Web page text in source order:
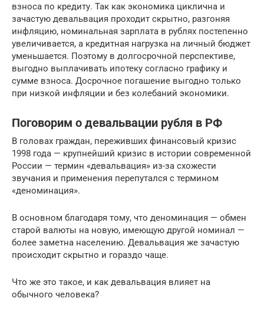
взноса по кредиту. Так как экономика циклична и
зачастую девальвация проходит скрытно, разгоняя
инфляцию, номинальная зарплата в рублях постепенно
увеличивается, а кредитная нагрузка на личный бюджет
уменьшается. Поэтому в долгосрочной перспективе,
выгодно выплачивать ипотеку согласно графику и
сумме взноса. Досрочное погашение выгодно только
при низкой инфляции и без колебаний экономики.
Поговорим о девальвации рубля в РФ
В головах граждан, переживших финансовый кризис
1998 года — крупнейший кризис в истории современной
России — термин «девальвация» из-за схожести
звучания и применения перепутался с термином
«деноминация».
В основном благодаря тому, что деноминация — обмен
старой валюты на новую, имеющую другой номинал —
более заметна населению. Девальвация же зачастую
происходит скрытно и гораздо чаще.
Что же это такое, и как девальвация влияет на
обычного человека?